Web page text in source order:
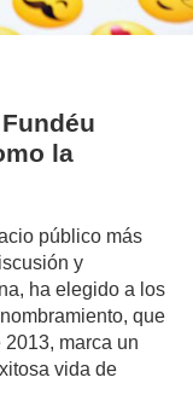
la
público más
y
ha elegido a los
que
marca un
vida de